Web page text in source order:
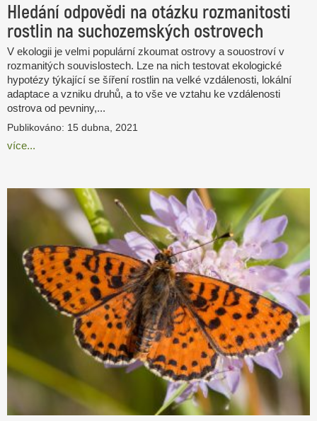
Hledání odpovědi na otázku rozmanitosti
rostlin na suchozemských ostrovech
V ekologii je velmi populární zkoumat ostrovy a souostroví v
rozmanitých souvislostech. Lze na nich testovat ekologické
hypotézy týkající se šíření rostlin na velké vzdálenosti, lokální
adaptace a vzniku druhů, a to vše ve vztahu ke vzdálenosti
ostrova od pevniny,...
Publikováno: 15 dubna, 2021
více...